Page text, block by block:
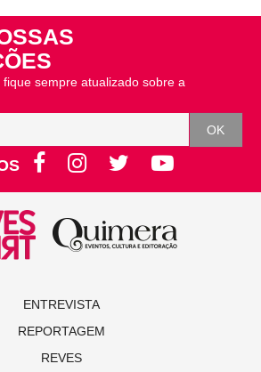
sempre atualizado sobre a
ENTREVISTA
REPORTAGEM
REVES